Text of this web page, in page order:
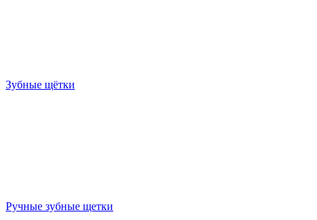
Зубные щётки
Ручные зубные щетки